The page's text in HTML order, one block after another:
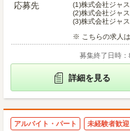
応募先
(1)株式会社ジャ
(2)株式会社ジャ
(3)株式会社ジャ
※ こちらの求人
募集終了日時：
詳細を見る
アルバイト・パート 未経験者歓迎